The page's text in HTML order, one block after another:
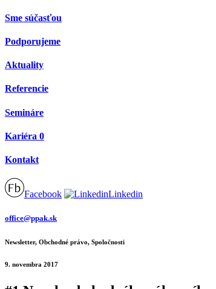
Sme súčasťou
Podporujeme
Aktuality
Referencie
Semináre
Kariéra 0
Kontakt
Facebook Linkedin
office@ppak.sk
Newsletter, Obchodné právo, Spoločnosti
9. novembra 2017